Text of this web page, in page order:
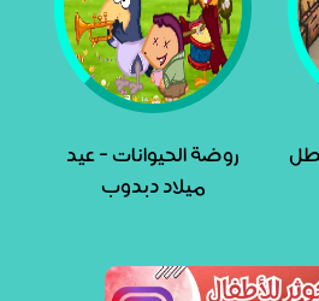
روضة الحيوانات - عيد
ميلاد دبدوب